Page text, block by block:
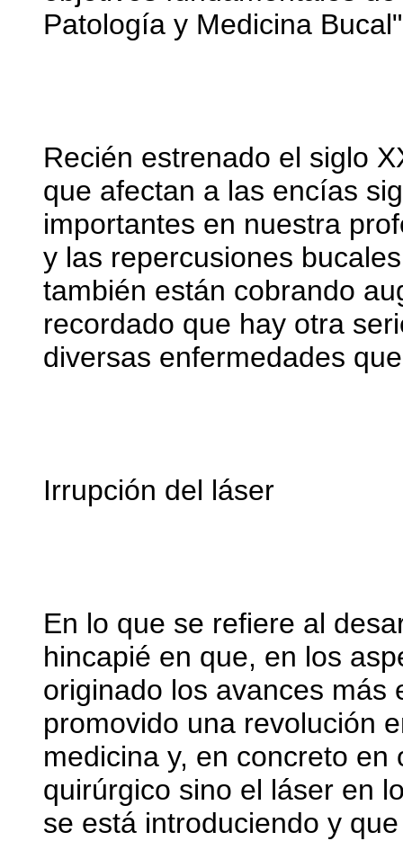
Patología y Medicina
Recién estrenado el siglo
que afectan a las encías
importantes en nuestra
y las repercusiones
también están cobrando
recordado que hay otra
diversas enfermedades
Irrupción del láser
En lo que se refiere al
hincapié en que, en los
originado los avances más
promovido una revolución
medicina y, en concreto
quirúrgico sino el láser en
se está introduciendo y